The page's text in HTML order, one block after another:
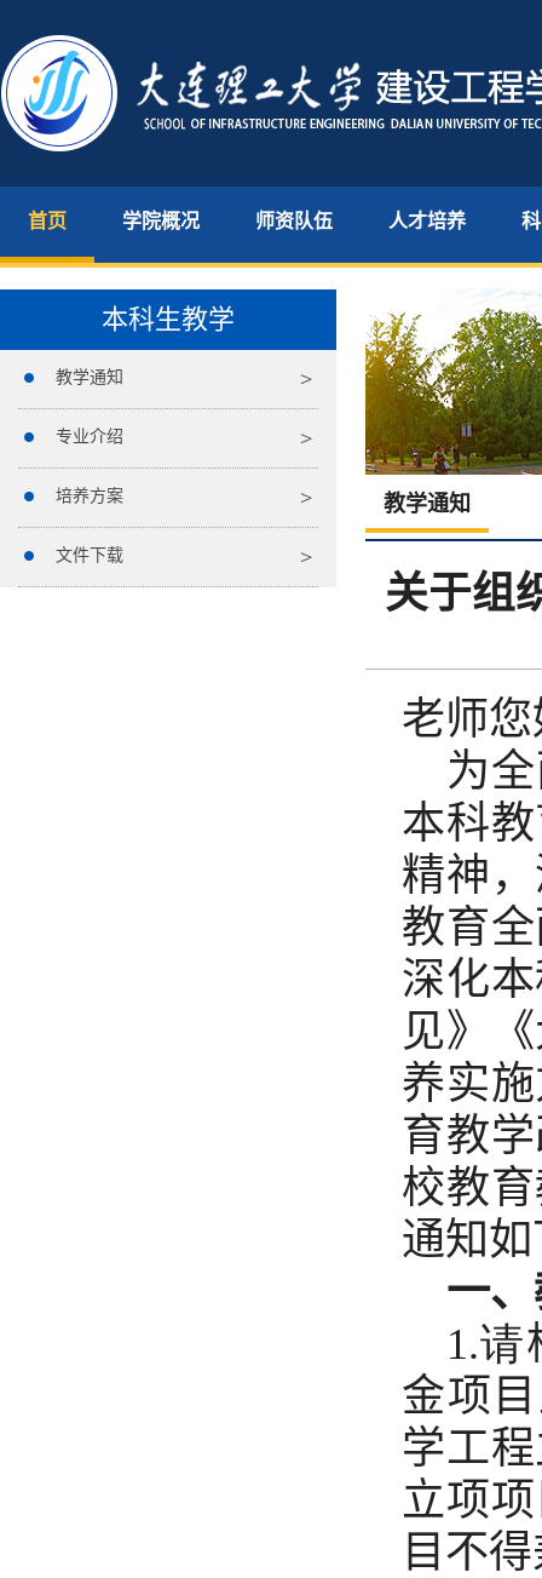
首页 学院概况 师资队伍 人才培养
本科生教学
教学通知
专业介绍
培养方案
文件下载
教学通知
关于组
老师
为
本科
精神
教育
深化
见》
养实
育教
校教
通知
一
1.请
金项
学工
立项
目不